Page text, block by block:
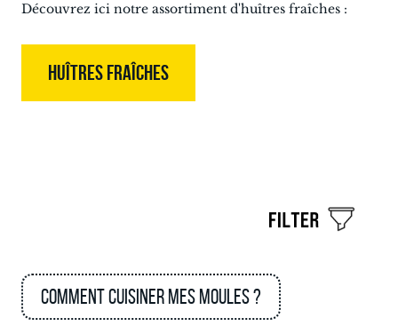
Découvrez ici notre assortiment d'huîtres fraîches :
HUÎTRES FRAÎCHES
Comment cuisiner mes moules ?